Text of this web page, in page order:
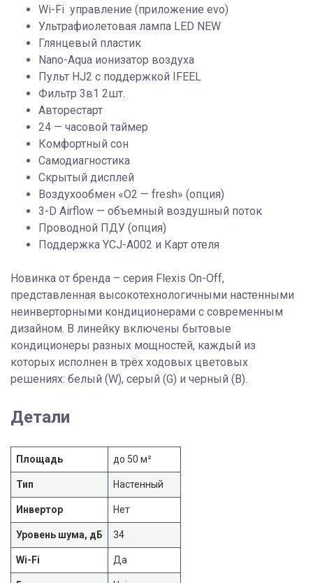
Wi-Fi управление (приложение evo)
Ультрафиолетовая лампа LED NEW
Глянцевый пластик
Nano-Aqua ионизатор воздуха
Пульт HJ2 с поддержкой IFEEL
Фильтр 3в1 2шт.
Авторестарт
24 — часовой таймер
Комфортный сон
Самодиагностика
Скрытый дисплей
Воздухообмен «О2 — fresh» (опция)
3-D Airflow — объемный воздушный поток
Проводной ПДУ (опция)
Поддержка YCJ-A002 и Карт отеля
Новинка от бренда – серия Flexis On-Off,
представленная высокотехнологичными настенными
неинверторными кондиционерами с современным
дизайном. В линейку включены бытовые
кондиционеры разных мощностей, каждый из
которых исполнен в трёх ходовых цветовых
решениях: белый (W), серый (G) и черный (B).
Детали
Площадь до 50 м²
Тип Настенный
Инвертор Нет
Уровень шума, дБ 34
Wi-Fi Да